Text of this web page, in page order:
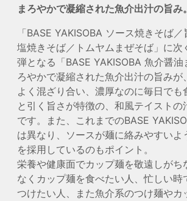
まろやかで凝縮された魚介出汁の旨み。
「BASE YAKISOBA ソース焼きそば
塩焼きそば／トムヤムまぜそば」に次
弾となる「BASE YAKISOBA 魚介醤油
ろやかで凝縮された魚介出汁の旨みが
よく混ざり合い、濃厚なのに毎日でも
と引く旨さが特徴の、和風テイストの
です。また、これまでのBASE
は異なり、ソースが麺に絡みやすいよ
を採用しているのもポイント。
栄養や健康面でカップ麺を敬遠しがち
なくカップ麺を食べたい人、忙しい時
つけたい人、また魚介系のつけ麺やカ